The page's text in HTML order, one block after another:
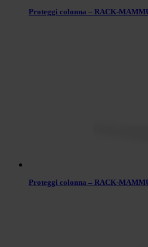
Proteggi colonna – RACK-
Proteggi colonna – RACK-